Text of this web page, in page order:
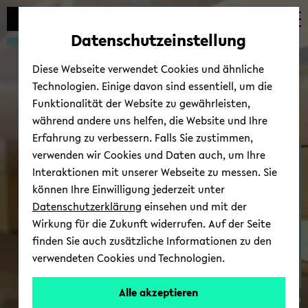
Automatische
vermeiden
zum
wechseln
zum
wechseln
zum
wechseln
Ost­eu­ro­päi­sche Ge­schich­
te
© Uni­ver­si­tät Bie­le­feld
Datenschutzeinstellung
Diese Webseite verwendet Cookies und ähnliche
Technologien. Einige davon sind essentiell, um die
Funktionalität der Website zu gewährleisten,
während andere uns helfen, die Website und Ihre
Erfahrung zu verbessern. Falls Sie zustimmen,
verwenden wir Cookies und Daten auch, um Ihre
Interaktionen mit unserer Webseite zu messen. Sie
können Ihre Einwilligung jederzeit unter
Datenschutzerklärung einsehen und mit der
Wirkung für die Zukunft widerrufen. Auf der Seite
finden Sie auch zusätzliche Informationen zu den
verwendeten Cookies und Technologien.
Alle akzeptieren